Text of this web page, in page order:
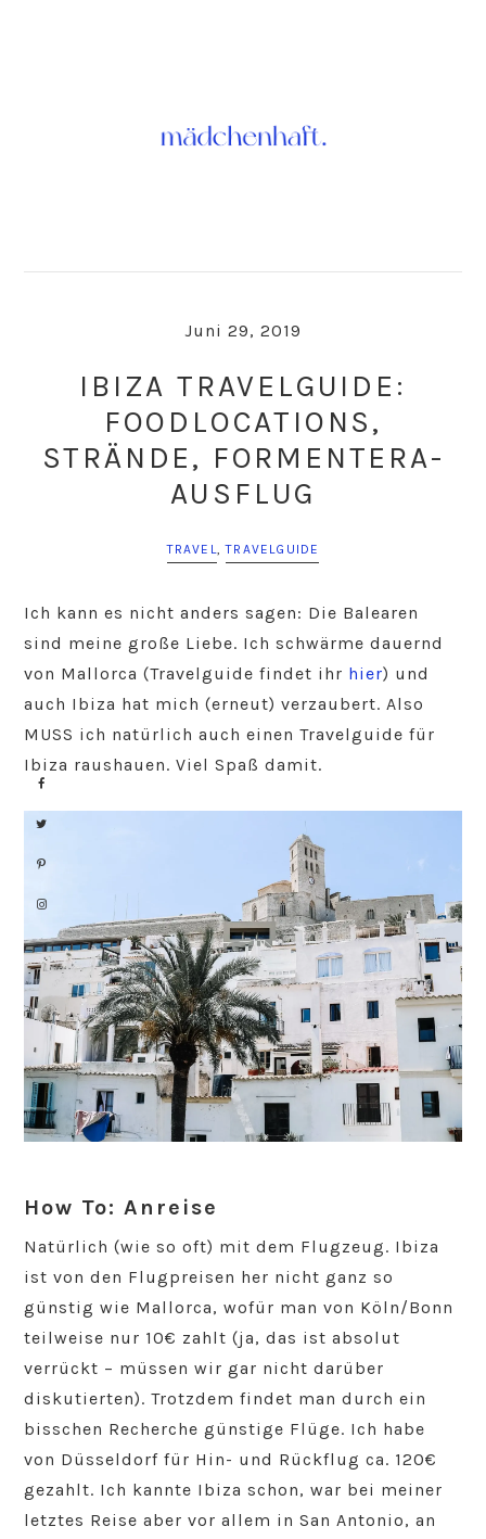
Juni 29, 2019
IBIZA TRAVELGUIDE:
FOODLOCATIONS,
STRÄNDE, FORMENTERA-
AUSFLUG
TRAVEL,TRAVELGUIDE
Ich kann es nicht anders sagen: Die Balearen
sind meine große Liebe. Ich schwärme dauernd
von Mallorca (Travelguide findet ihr hier) und
auch Ibiza hat mich (erneut) verzaubert. Also
MUSS ich natürlich auch einen Travelguide für
Ibiza raushauen. Viel Spaß damit.
How To: Anreise
Natürlich (wie so oft) mit dem Flugzeug. Ibiza
ist von den Flugpreisen her nicht ganz so
günstig wie Mallorca, wofür man von Köln/Bonn
teilweise nur 10€ zahlt (ja, das ist absolut
verrückt – müssen wir gar nicht darüber
diskutierten). Trotzdem findet man durch ein
bisschen Recherche günstige Flüge. Ich habe
von Düsseldorf für Hin- und Rückflug ca. 120€
gezahlt. Ich kannte Ibiza schon, war bei meiner
letztes Reise aber vor allem in San Antonio, an